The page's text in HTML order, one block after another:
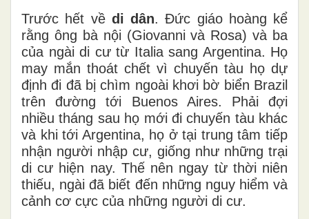
Trước hết về di dân. Đức giáo hoàng kể
rằng ông bà nội (Giovanni và Rosa) và ba
của ngài di cư từ Italia sang Argentina. Họ
may mắn thoát chết vì chuyến tàu họ dự
định đi đã bị chìm ngoài khơi bờ biển Brazil
trên đường tới Buenos Aires. Phải đợi
nhiều tháng sau họ mới đi chuyến tàu khác
và khi tới Argentina, họ ở tại trung tâm tiếp
nhận người nhập cư, giống như những trại
di cư hiện nay. Thế nên ngay từ thời niên
thiếu, ngài đã biết đến những nguy hiểm và
cảnh cơ cực của những người di cư.